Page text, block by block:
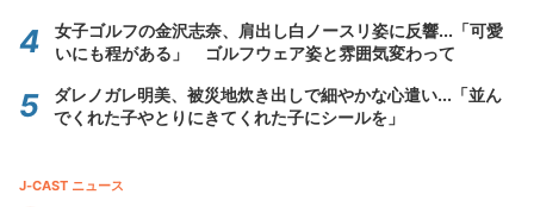
女子ゴルフの金沢志奈、肩出し白ノースリ姿に反響...「可愛
いにも程がある」 ゴルフウェア姿と雰囲気変わって
ダレノガレ明美、被災地炊き出しで細やかな心遣い...「並ん
でくれた子やとりにきてくれた子にシールを」
J-CAST ニュース